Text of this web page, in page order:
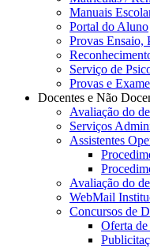
Manuais
Portal do Aluno
Provas Ensaio,
Serviço de
Provas e
Docentes e Não
Avaliação do
Serviços
Assistentes
Avaliação do
WebMail
Concursos de
Oferta